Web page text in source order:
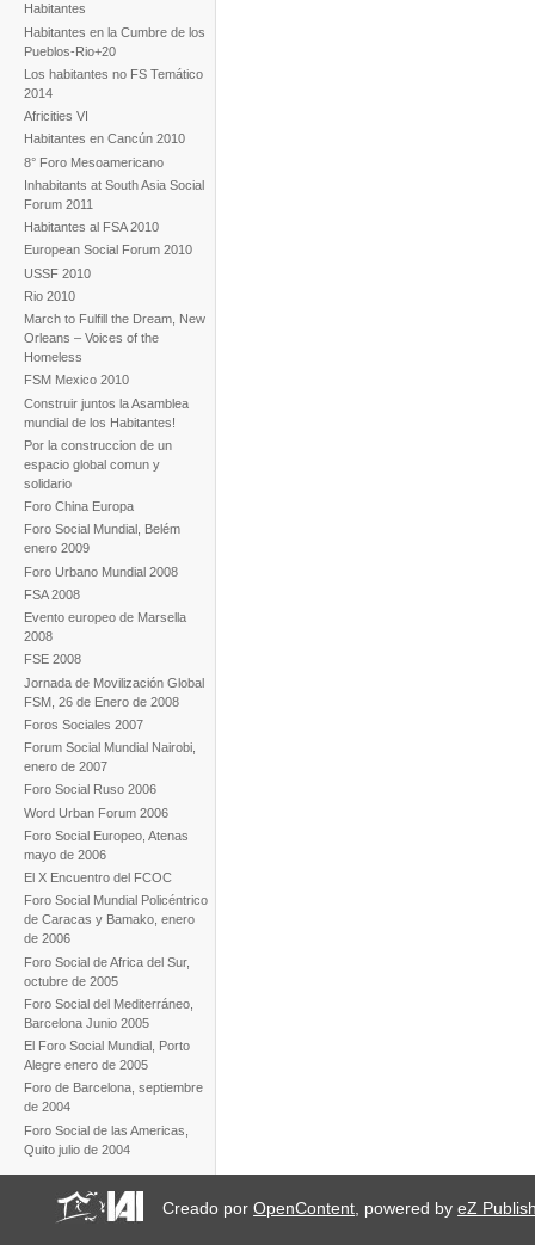
Habitantes
Habitantes en la Cumbre de los
Pueblos-Rio+20
Los habitantes no FS Temático
2014
Africities VI
Habitantes en Cancún 2010
8° Foro Mesoamericano
Inhabitants at South Asia Social
Forum 2011
Habitantes al FSA 2010
European Social Forum 2010
USSF 2010
Rio 2010
March to Fulfill the Dream, New
Orleans – Voices of the
Homeless
FSM Mexico 2010
Construir juntos la Asamblea
mundial de los Habitantes!
Por la construccion de un
espacio global comun y
solidario
Foro China Europa
Foro Social Mundial, Belém
enero 2009
Foro Urbano Mundial 2008
FSA 2008
Evento europeo de Marsella
2008
FSE 2008
Jornada de Movilización Global
FSM, 26 de Enero de 2008
Foros Sociales 2007
Forum Social Mundial Nairobi,
enero de 2007
Foro Social Ruso 2006
Word Urban Forum 2006
Foro Social Europeo, Atenas
mayo de 2006
El X Encuentro del FCOC
Foro Social Mundial Policéntrico
de Caracas y Bamako, enero
de 2006
Foro Social de Africa del Sur,
octubre de 2005
Foro Social del Mediterráneo,
Barcelona Junio 2005
El Foro Social Mundial, Porto
Alegre enero de 2005
Foro de Barcelona, septiembre
de 2004
Foro Social de las Americas,
Quito julio de 2004
Creado porOpenContent , powered byeZ